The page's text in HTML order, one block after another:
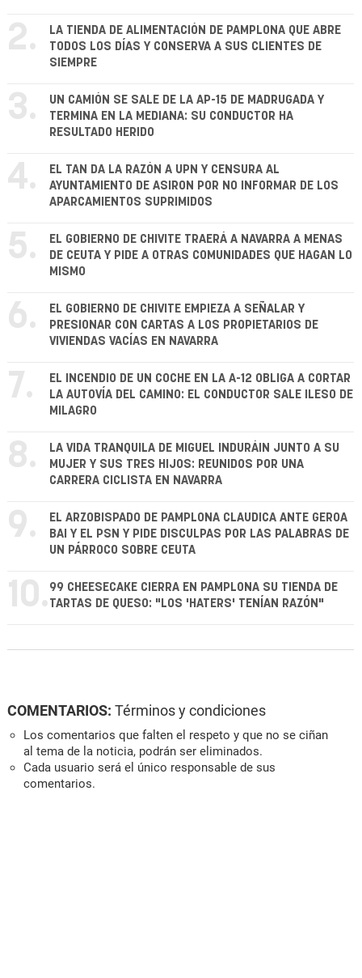
2.
LA TIENDA DE ALIMENTACIÓN DE PAMPLONA QUE ABRE
TODOS LOS DÍAS Y CONSERVA A SUS CLIENTES DE
SIEMPRE
3.
UN CAMIÓN SE SALE DE LA AP-15 DE MADRUGADA Y
TERMINA EN LA MEDIANA: SU CONDUCTOR HA
RESULTADO HERIDO
4.
EL TAN DA LA RAZÓN A UPN Y CENSURA AL
AYUNTAMIENTO DE ASIRON POR NO INFORMAR DE LOS
APARCAMIENTOS SUPRIMIDOS
5.
EL GOBIERNO DE CHIVITE TRAERÁ A NAVARRA A MENAS
DE CEUTA Y PIDE A OTRAS COMUNIDADES QUE HAGAN LO
MISMO
6.
EL GOBIERNO DE CHIVITE EMPIEZA A SEÑALAR Y
PRESIONAR CON CARTAS A LOS PROPIETARIOS DE
VIVIENDAS VACÍAS EN NAVARRA
7.
EL INCENDIO DE UN COCHE EN LA A-12 OBLIGA A CORTAR
LA AUTOVÍA DEL CAMINO: EL CONDUCTOR SALE ILESO DE
MILAGRO
8.
LA VIDA TRANQUILA DE MIGUEL INDURÁIN JUNTO A SU
MUJER Y SUS TRES HIJOS: REUNIDOS POR UNA
CARRERA CICLISTA EN NAVARRA
9.
EL ARZOBISPADO DE PAMPLONA CLAUDICA ANTE GEROA
BAI Y EL PSN Y PIDE DISCULPAS POR LAS PALABRAS DE
UN PÁRROCO SOBRE CEUTA
10. 99 CHEESECAKE CIERRA EN PAMPLONA SU TIENDA DE
TARTAS DE QUESO: "LOS 'HATERS' TENÍAN RAZÓN"
COMENTARIOS: Términos y condiciones
Los comentarios que falten el respeto y que no se ciñan
al tema de la noticia, podrán ser eliminados.
Cada usuario será el único responsable de sus
comentarios.